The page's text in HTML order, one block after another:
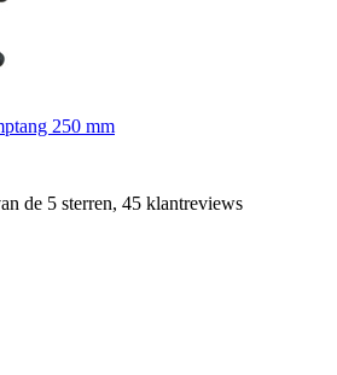
250 mm
de 5 sterren, 45 klantreviews